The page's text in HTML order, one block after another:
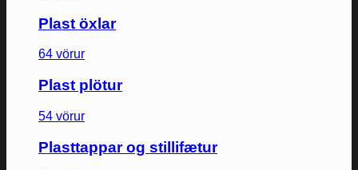
Plast öxlar
64 vörur
Plast plötur
54 vörur
Plasttappar og stillifætur